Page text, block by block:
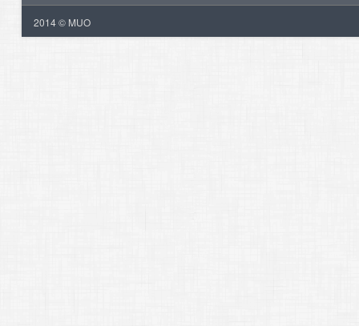
2014 © MUO